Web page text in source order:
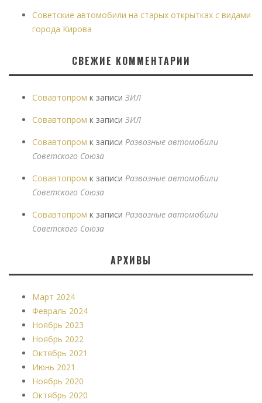
Советские автомобили на старых открытках с видами
города Кирова
СВЕЖИЕ КОММЕНТАРИИ
Совавтопром к записи ЗИЛ
Совавтопром к записи ЗИЛ
Совавтопром к записи Развозные автомобили
Советского Союза
Совавтопром к записи Развозные автомобили
Советского Союза
Совавтопром к записи Развозные автомобили
Советского Союза
АРХИВЫ
Март 2024
Февраль 2024
Ноябрь 2023
Ноябрь 2022
Октябрь 2021
Июнь 2021
Ноябрь 2020
Октябрь 2020